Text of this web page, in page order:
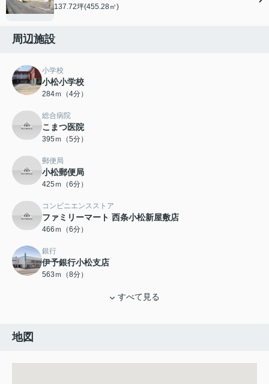
137.72坪(455.28㎡)
周辺施設
小学校
小松小学校
284ｍ（4分）
総合病院
こまつ医院
395ｍ（5分）
郵便局
小松郵便局
425ｍ（6分）
コンビニエンスストア
ファミリーマート 西条小松新屋敷店
466ｍ（6分）
銀行
伊予銀行小松支店
563ｍ（8分）
すべて見る
地図